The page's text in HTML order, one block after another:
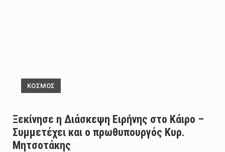
ΚΟΣΜΟΣ
Ξεκίνησε η Διάσκεψη Ειρήνης στο Κάιρο –
Συμμετέχει και ο πρωθυπουργός Κυρ.
Μητσοτάκης